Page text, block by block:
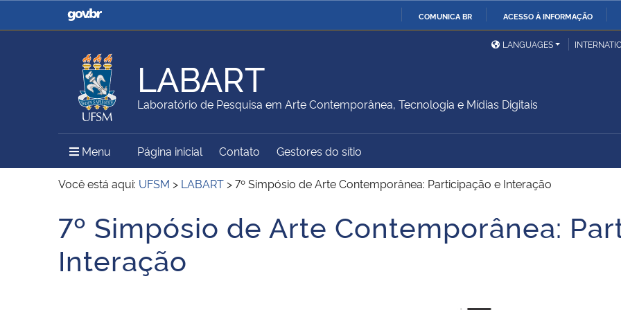
COMUNICA BR ACESSO À INFORMAÇÃO
Casa Civil
Ministério da Justiça e
Ministério da Defesa
Ministério das Relações
Exteriores
Ministério da Agricultura,
Pecuária e Abastecimento
Ministério da Educação
Ministério do Meio Ambiente Ministério do Turismo
Ministério do
Desenvolvimento Regional
União
Secretaria de Governo
Gabinete de Segurança
Advocacia-Geral da União Banco Central do Brasil
LANGUAGES
LABART
Laboratório de Pesquisa em Arte Contemporânea, Tecnologia e Mídias Digitais
Menu Menu Principal do Sítio
Página inicial Contato Gestores do sítio
Você está aqui: UFSM > LABART >7º Simpósio de Arte Contemporânea: Participação e Interação
Início do conteúdo
7º Simpósio de Arte Contemporânea:
Interação